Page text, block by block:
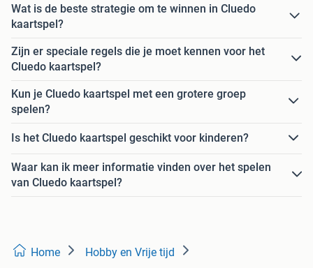
Wat is de beste strategie om te winnen in Cluedo
kaartspel?
Zijn er speciale regels die je moet kennen voor het
Cluedo kaartspel?
Kun je Cluedo kaartspel met een grotere groep
spelen?
Is het Cluedo kaartspel geschikt voor kinderen?
Waar kan ik meer informatie vinden over het spelen
van Cluedo kaartspel?
Home Hobby en Vrije tijd